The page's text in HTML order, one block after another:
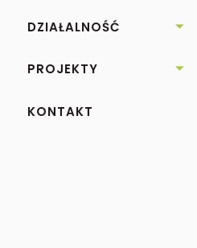
DZIAŁALNOŚĆ 
PROJEKTY 
KONTAKT